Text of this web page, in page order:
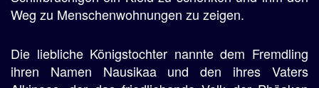
Weg zu Menschenwohnungen zu zeigen.
Die liebliche Königstochter nannte dem Fremdling
ihren Namen Nausikaa und den ihres Vaters